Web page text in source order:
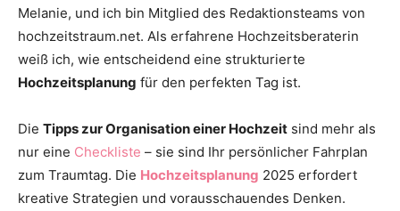
das
Hochzeit
Melanie, und ich bin Mitglied des Redaktionsteams von
hochzeitstraum.net. Als erfahrene Hochzeitsberaterin
weiß ich, wie entscheidend eine strukturierte
Hochzeitsplanung für den perfekten Tag ist.
Die Tipps zur Organisation einer Hochzeit sind mehr als
nur eine Checkliste – sie sind Ihr persönlicher Fahrplan
zum Traumtag. Die Hochzeitsplanung 2025 erfordert
kreative Strategien und vorausschauendes Denken.